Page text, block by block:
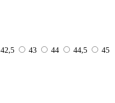
42,5 43 44 44,5
45